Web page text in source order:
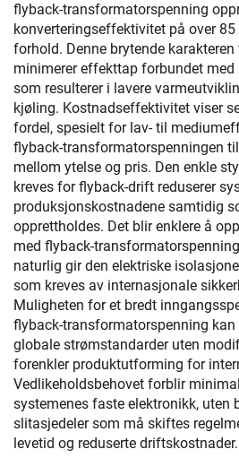
flyback-transformatorspenning
konverteringseffektivitet på over
forhold. Denne brytende
minimerer effekttap forbundet
som resulterer i lavere
kjøling. Kostnadseffektivitet viser
fordel, spesielt for lav- til
flyback-transformatorspenningen
mellom ytelse og pris. Den enkle
kreves for flyback-drift reduserer
produksjonskostnadene samtidig
opprettholdes. Det blir enklere å
med flyback-
naturlig gir den elektriske
som kreves av internasjonale
Muligheten for et bredt
flyback-transformatorspenning
globale strømstandarder uten
forenkler produktutforming for
Vedlikeholdsbehovet forblir
systemenes faste elektronikk, uten
slitasjedeler som må skiftes
levetid og reduserte driftskostnader.